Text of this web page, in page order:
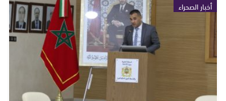
أخبار الصحراء